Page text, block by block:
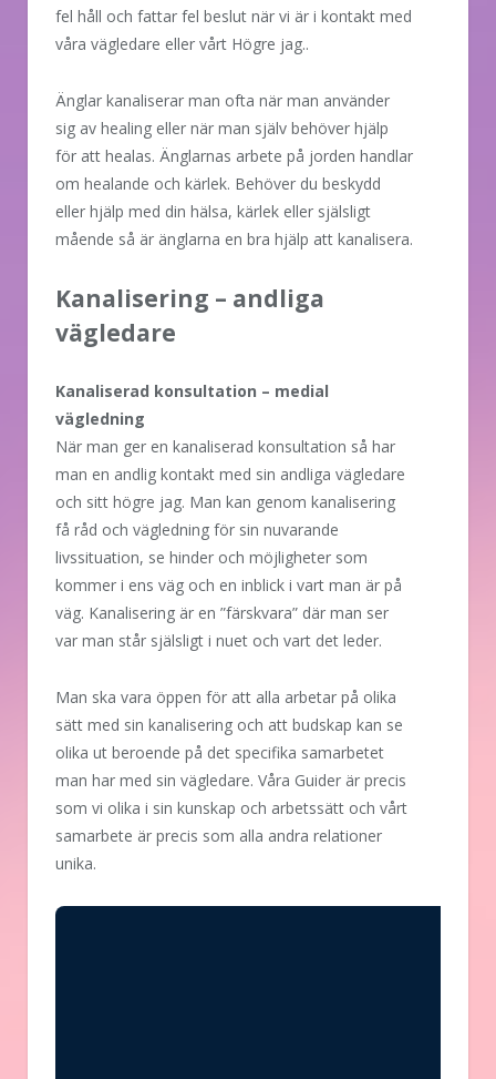
fel håll och fattar fel beslut när vi är i kontakt med
våra vägledare eller vårt Högre jag..
Änglar kanaliserar man ofta när man använder
sig av healing eller när man själv behöver hjälp
för att healas. Änglarnas arbete på jorden handlar
om healande och kärlek. Behöver du beskydd
eller hjälp med din hälsa, kärlek eller själsligt
mående så är änglarna en bra hjälp att kanalisera.
Kanalisering – andliga
vägledare
Kanaliserad konsultation – medial
vägledning
När man ger en kanaliserad konsultation så har
man en andlig kontakt med sin andliga vägledare
och sitt högre jag. Man kan genom kanalisering
få råd och vägledning för sin nuvarande
livssituation, se hinder och möjligheter som
kommer i ens väg och en inblick i vart man är på
väg. Kanalisering är en ”färskvara” där man ser
var man står själsligt i nuet och vart det leder.
Man ska vara öppen för att alla arbetar på olika
sätt med sin kanalisering och att budskap kan se
olika ut beroende på det specifika samarbetet
man har med sin vägledare. Våra Guider är precis
som vi olika i sin kunskap och arbetssätt och vårt
samarbete är precis som alla andra relationer
unika.